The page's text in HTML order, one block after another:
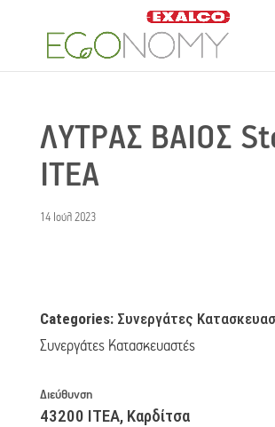
ΛΥΤΡΑΣ ΒΑΙΟΣ
ΙΤΕΑ
14 Ιούλ 2023
Categories: Συνεργάτες
Συνεργάτες Κατασκευαστές
Διεύθυνση
43200 ΙΤΕΑ, Καρδίτσα